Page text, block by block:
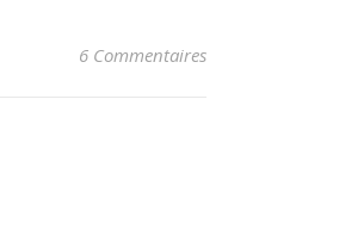
6 Commentaires